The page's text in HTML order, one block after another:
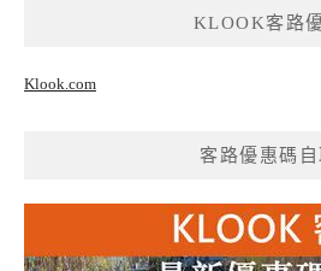
KLOOK客路
Klook.com
客路優惠碼自